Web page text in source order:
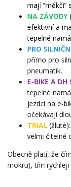
mají “měkčí”
NA ZÁVODY
efektivní a
tepelné
PRO
přímo pro
pneumatik.
E-BIKE A DH
tepelné
jezdci na e-
očekávají
TRIAL
velmi čitelné
Obecně platí, že
mokru), tím